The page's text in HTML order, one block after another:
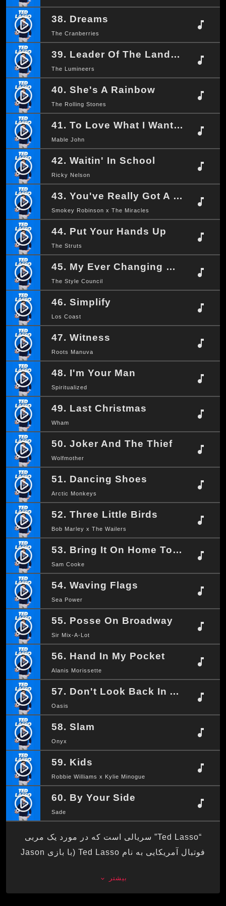
play_circle_filled 38. Dreams
The Cranberries
music_note
play_circle_filled 39. Leader Of The Landslide
The Lumineers
music_note
play_circle_filled 40. She's A Rainbow
The Rolling Stones
music_note
play_circle_filled 41. To Love What I Want, and Want What I Love
Mable John
music_note
play_circle_filled 42. Waitin' In School
Ricky Nelson
music_note
play_circle_filled 43. You've Really Got A Hold On Me
Smokey Robinson x The Miracles
music_note
play_circle_filled 44. Put Your Hands Up
The Struts
music_note
play_circle_filled 45. My Ever Changing Moods
The Style Council
music_note
play_circle_filled 46. Simplify
Los Coast
music_note
play_circle_filled 47. Witness
Roots Manuva
music_note
play_circle_filled 48. I'm Your Man
Spiritualized
music_note
play_circle_filled 49. Last Christmas
Wham
music_note
play_circle_filled 50. Joker And The Thief
Wolfmother
music_note
play_circle_filled 51. Dancing Shoes
Arctic Monkeys
music_note
play_circle_filled 52. Three Little Birds
Bob Marley x The Wailers
music_note
play_circle_filled 53. Bring It On Home To Me
Sam Cooke
music_note
play_circle_filled 54. Waving Flags
Sea Power
music_note
play_circle_filled 55. Posse On Broadway
Sir Mix-A-Lot
music_note
play_circle_filled 56. Hand In My Pocket
Alanis Morissette
music_note
play_circle_filled 57. Don't Look Back In Anger
Oasis
music_note
play_circle_filled 58. Slam
Onyx
music_note
play_circle_filled 59. Kids
Robbie Williams x Kylie Minogue
music_note
play_circle_filled 60. By Your Side
Sade
music_note
“Ted Lasso” سریالی است که در مورد یک مربی
فوتبال آمریکایی به نام Ted Lasso (با بازی Jason
بیشتر keyboard_arrow_down